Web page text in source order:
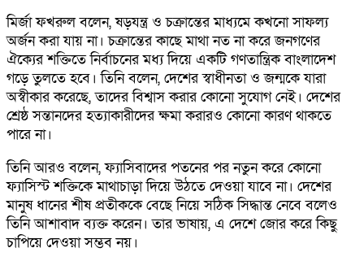
মির্জা ফখরুল বলেন, ষড়যন্ত্র ও চক্রান্তের মাধ্যমে কখনো সাফল্য
অর্জন করা যায় না। চক্রান্তের কাছে মাথা নত না করে জনগণের
ঐক্যের শক্তিতে নির্বাচনের মধ্য দিয়ে একটি গণতান্ত্রিক বাংলাদেশ
গড়ে তুলতে হবে। তিনি বলেন, দেশের স্বাধীনতা ও জন্মকে যারা
অস্বীকার করেছে, তাদের বিশ্বাস করার কোনো সুযোগ নেই। দেশের
শ্রেষ্ঠ সন্তানদের হত্যাকারীদের ক্ষমা করারও কোনো কারণ থাকতে
পারে না।
তিনি আরও বলেন, ফ্যাসিবাদের পতনের পর নতুন করে কোনো
ফ্যাসিস্ট শক্তিকে মাথাচাড়া দিয়ে উঠতে দেওয়া যাবে না। দেশের
মানুষ ধানের শীষ প্রতীককে বেছে নিয়ে সঠিক সিদ্ধান্ত নেবে বলেও
তিনি আশাবাদ ব্যক্ত করেন। তার ভাষায়, এ দেশে জোর করে কিছু
চাপিয়ে দেওয়া সম্ভব নয়।